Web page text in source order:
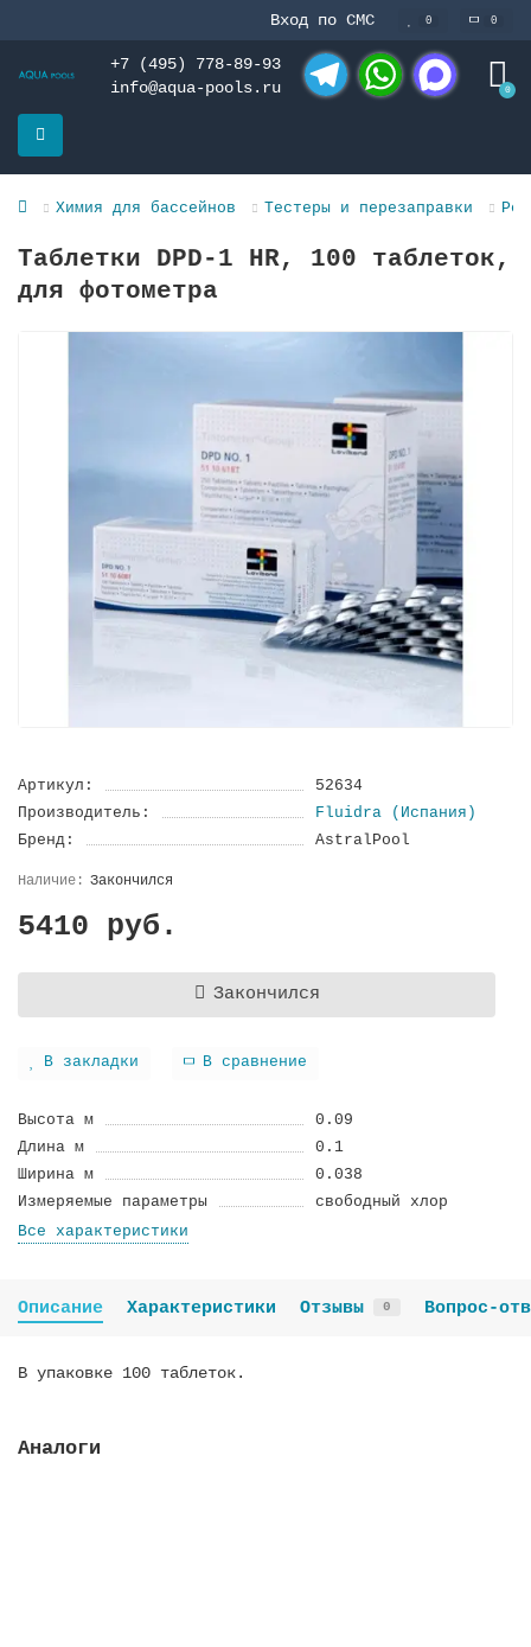
Вход по СМС 0 0
+7 (495) 778-89-93
info@aqua-pools.ru
0
Химия для бассейнов Тестеры и перезаправки
Таблетки DPD-1 HR, 100 таблеток,
для фотометра
Артикул:
52634
Производитель:
Fluidra (Испания)
Бренд:
AstralPool
Закончился
5410 руб.
Закончился
В закладки В сравнение
Высота м
0.09
Длина м
0.1
Ширина м
0.038
Измеряемые параметры
свободный хлор
Все характеристики
Описание Характеристики Отзывы 0 Вопрос-
В упаковке 100 таблеток.
Аналоги